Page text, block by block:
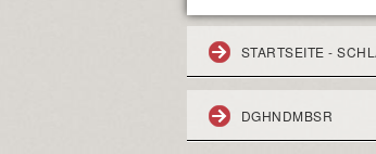
STARTSEITE -
DGHNDMBSR